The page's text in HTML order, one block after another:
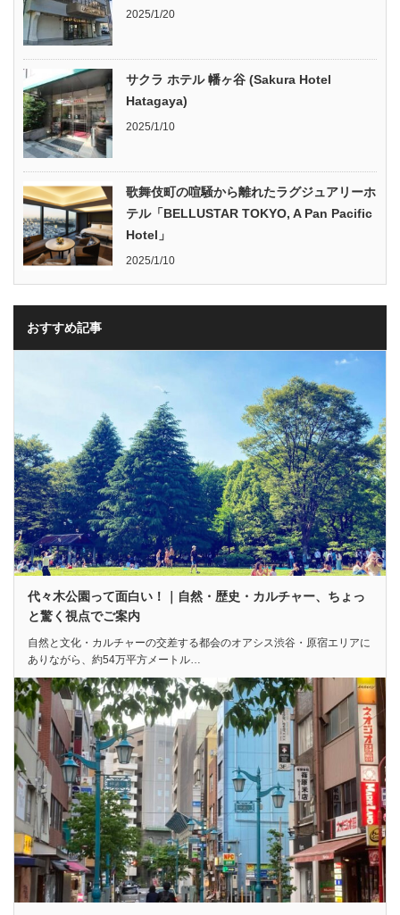
2025/1/20
サクラ ホテル 幡ヶ谷 (Sakura Hotel
Hatagaya)
2025/1/10
歌舞伎町の喧騒から離れたラグジュアリーホ
テル「BELLUSTAR TOKYO, A Pan Pacific
Hotel」
2025/1/10
おすすめ記事
代々木公園って面白い！｜自然・歴史・カルチャー、ちょっ
と驚く視点でご案内
自然と文化・カルチャーの交差する都会のオアシス渋谷・原宿エリアに
ありながら、約54万平方メートル…